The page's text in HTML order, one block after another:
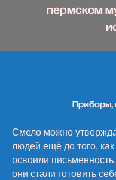
пермском
Приборы,
Смело можно
людей ещё до того,
освоили
они стали готовить